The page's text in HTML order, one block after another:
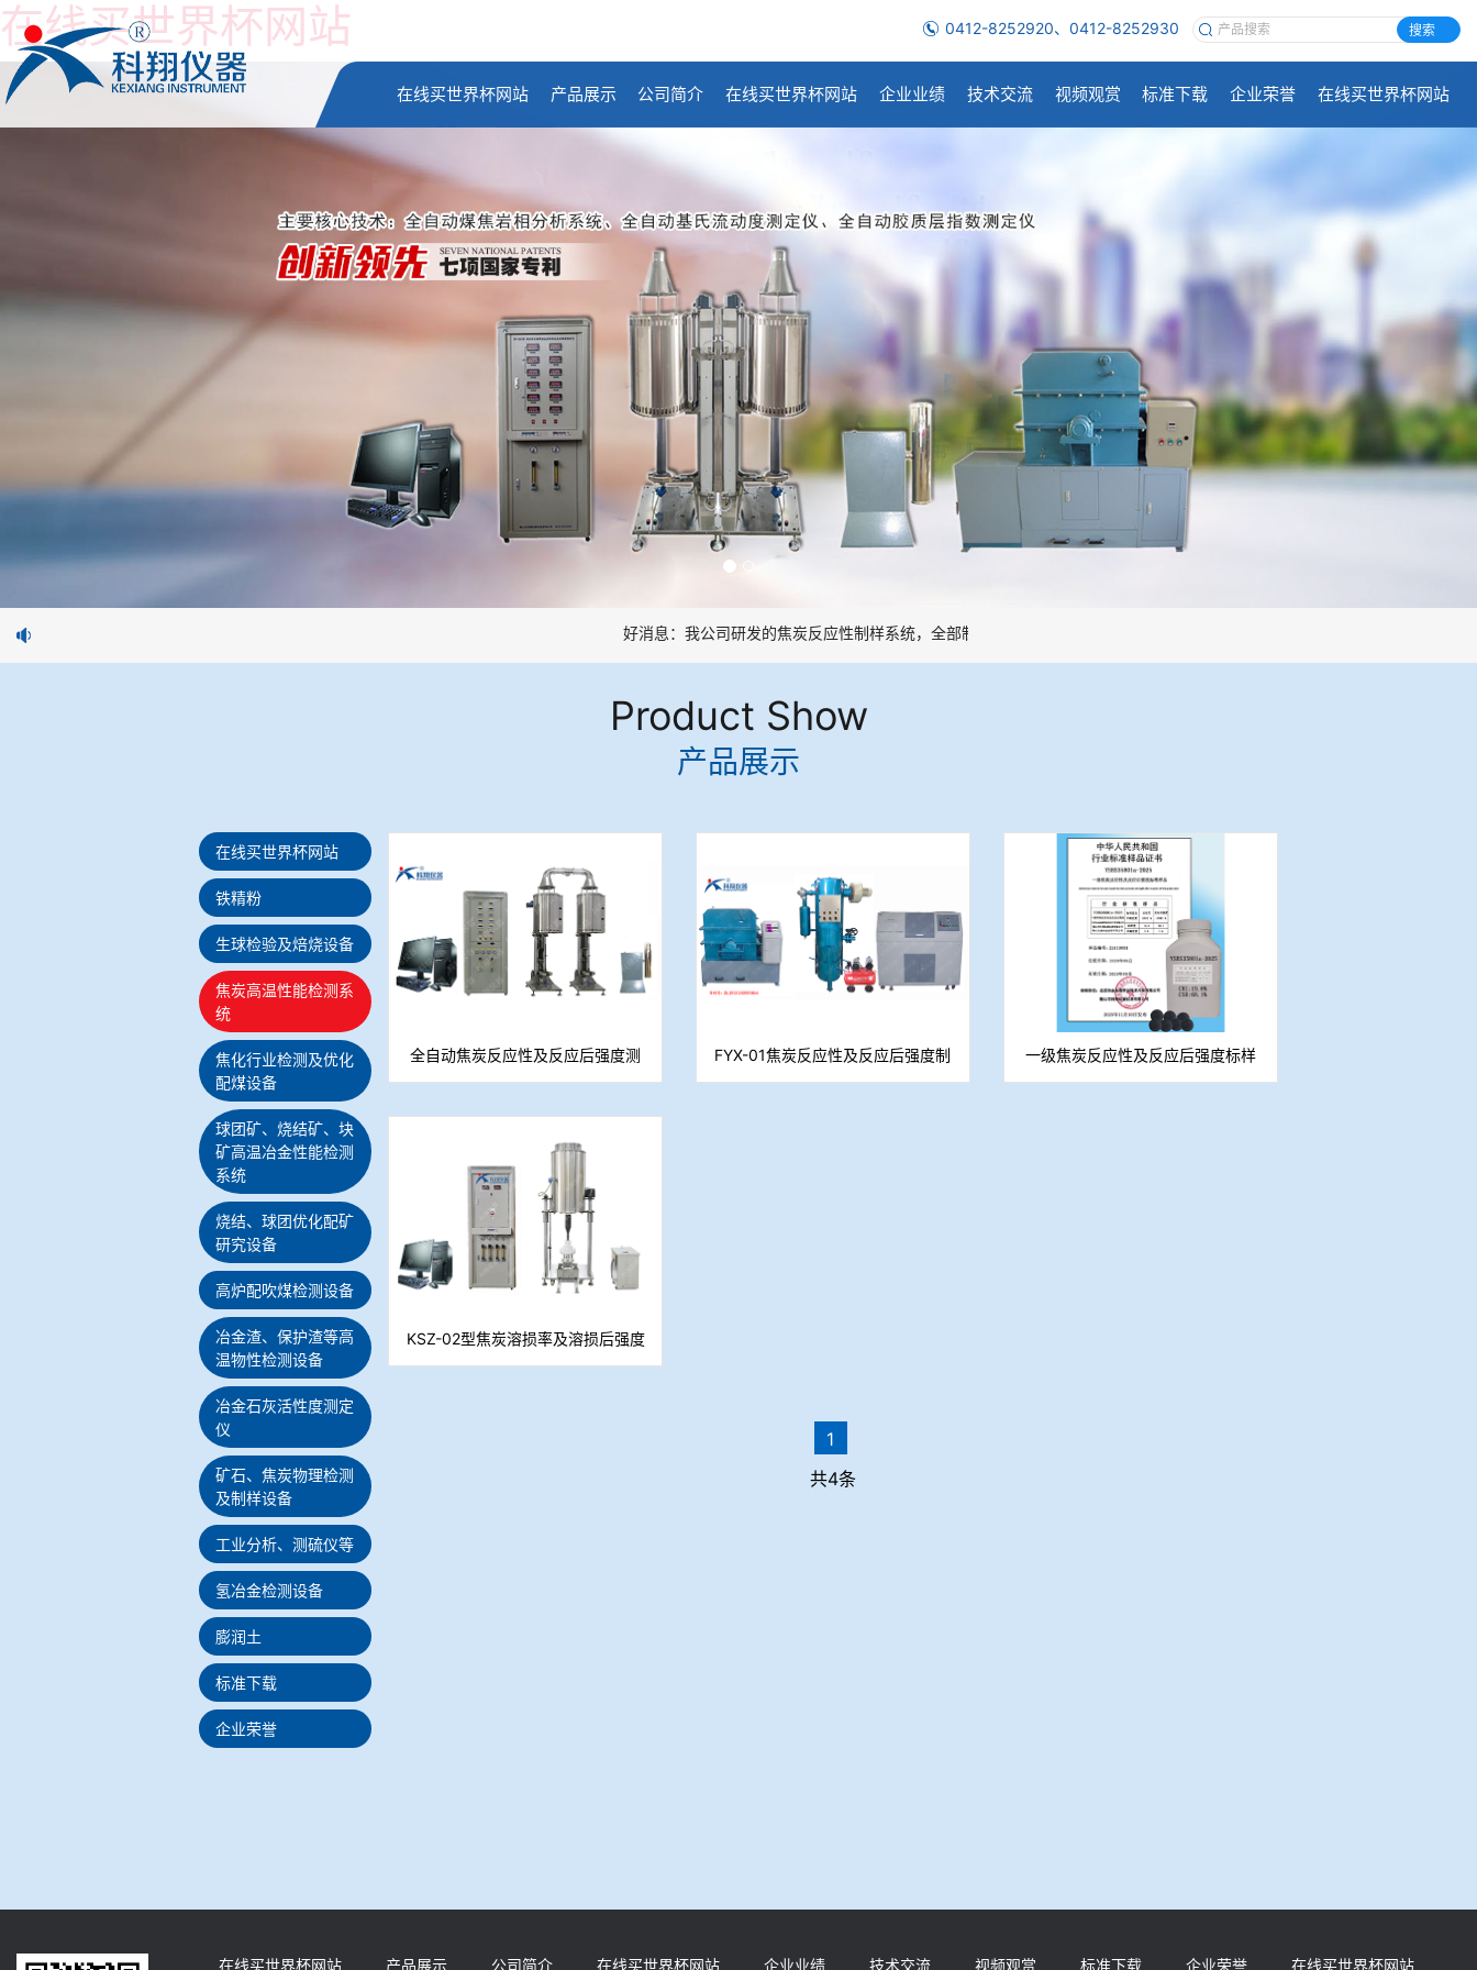
在线买世界杯网站 0412-8252920、0412-8252930 搜索
在线买世界杯网站 产品展示 公司简介 在线买世界杯网站 企业业绩 技术交流 视频观赏 标准下载 企业荣誉 在线买世界杯网站
好消息：我公司研发的焦炭反应性制样系统，全部制样过程机械化操作，没有人为误差，焦球形状与人工制焦球法一致或优于人
Product Show
产品展示
在线买世界杯网站
铁精粉
生球检验及焙烧设备
焦炭高温性能检测系
统
焦化行业检测及优化
配煤设备
球团矿、烧结矿、块
矿高温冶金性能检测
系统
烧结、球团优化配矿
研究设备
高炉配吹煤检测设备
冶金渣、保护渣等高
温物性检测设备
冶金石灰活性度测定
仪
矿石、焦炭物理检测
及制样设备
工业分析、测硫仪等
氢冶金检测设备
膨润土
标准下载
企业荣誉
全自动焦炭反应性及反应后强度测
定仪
FYX-01焦炭反应性及反应后强度制
样系统
一级焦炭反应性及反应后强度标样
KSZ-02型焦炭溶损率及溶损后强度
测定仪
1
共4条
在线买世界杯网站 产品展示 公司简介 在线买世界杯网站 企业业绩 技术交流 视频观赏 标准下载 企业荣誉 在线买世界杯网站